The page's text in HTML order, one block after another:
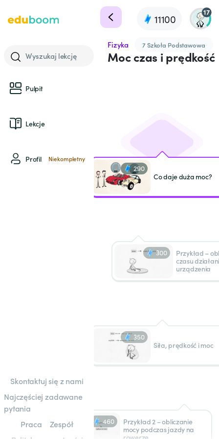
11100
17
Wyszukaj lekcję
Pulpit
Lekcje
Profil Niekompletny
Skontaktuj się z nami
Najczęściej zadawane
pytania
Praca
Zespół
Fizyka 7 Szkoła Podstawowa
Moc czas i prędkość
290
Co daje duża moc?
300
Przykład – obliczanie
czasu
urządzenia
350
Siła, prędkość i moc
460
Przykład 2 – obliczanie
mocy podczas jazdy na